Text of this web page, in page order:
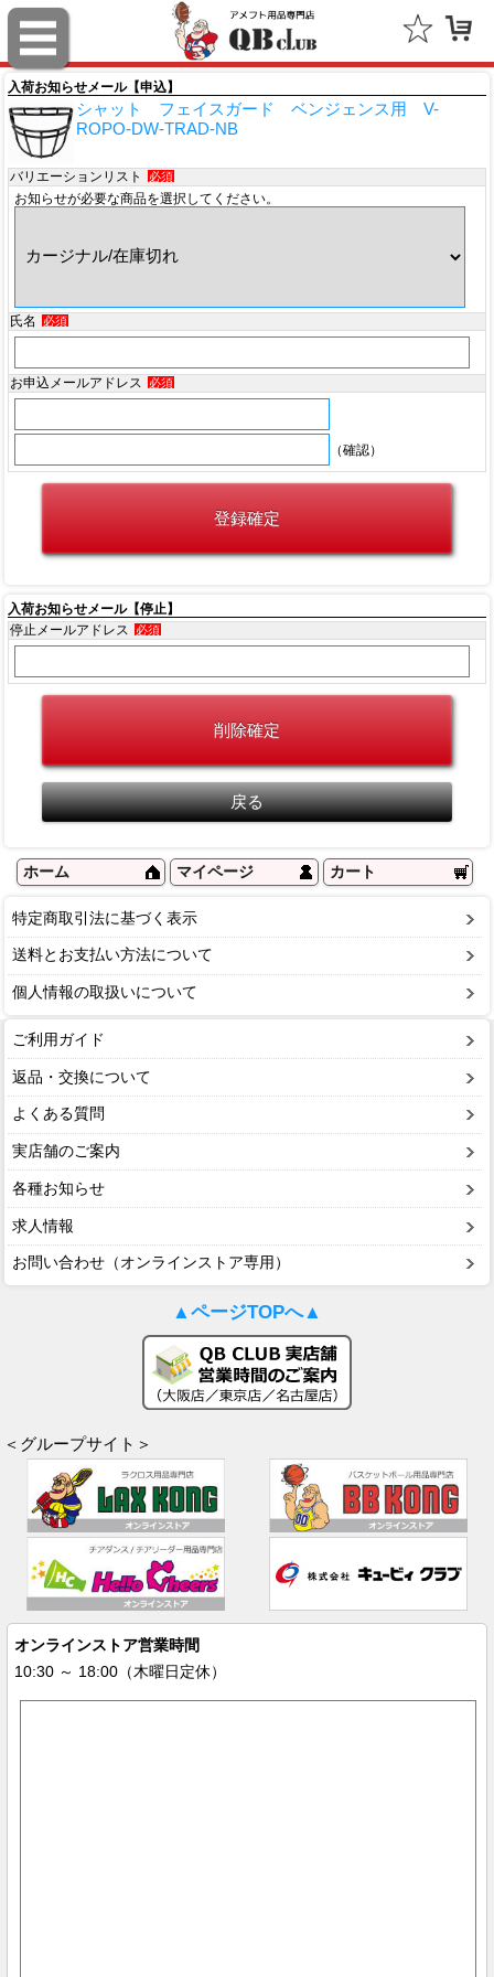
入荷お知らせメール【申込】
シャット フェイスガード ベンジェンス用 V-
ROPO-DW-TRAD-NB
バリエーションリスト 必須
お知らせが必要な商品を選択してください。
氏名 必須
お申込メールアドレス 必須
（確認）
入荷お知らせメール【停止】
停止メールアドレス
必須
ホーム マイページ カート
特定商取引法に基づく表示
送料とお支払い方法について
個人情報の取扱いについて
ご利用ガイド
返品・交換について
よくある質問
実店舗のご案内
各種お知らせ
求人情報
お問い合わせ（オンラインストア専用）
▲ページTOPへ▲
＜グループサイト＞
オンラインストア営業時間
10:30 ～ 18:00（木曜日定休）
スポルディング（SPALDING）
ミッチェル＆ネス（Mitchell & Ness）
ポータフォン（PORTAPHONE）
ギルマンギア（Gilman Gear）
すべて